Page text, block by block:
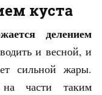
куста
делением
и весной, и
сильной жары.
части таким